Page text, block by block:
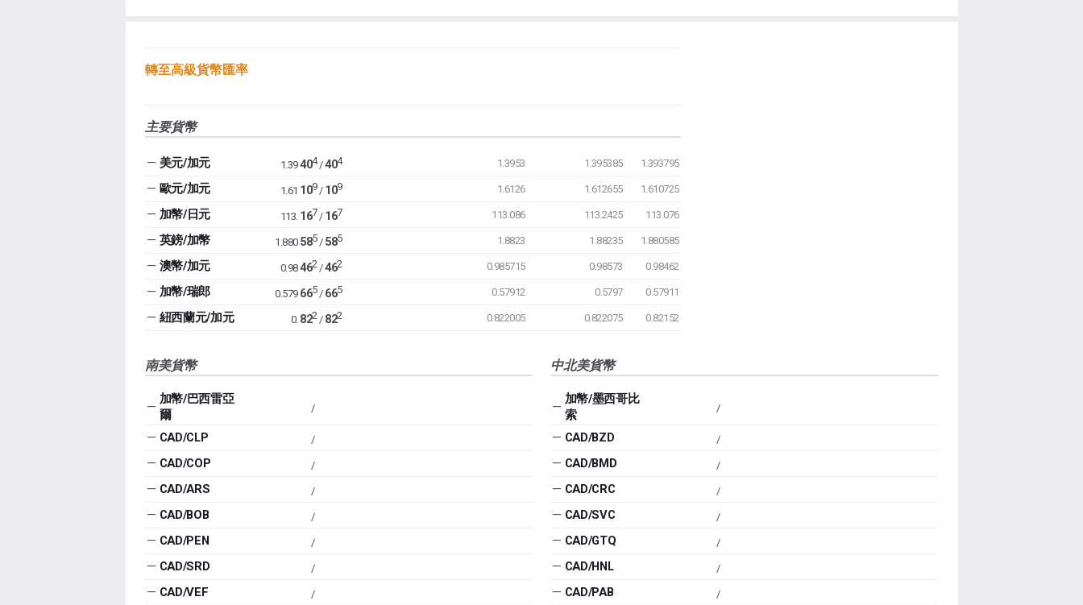
轉至高級貨幣匯率
主要貨幣
— 美元/加元 1.39404/404 1.3953 1.395385 1.393795
— 歐元/加元 1.61 109/ 109 1.6126 1.612655 1.610725
— 加幣/日元 113. 167/ 167 113.086 113.2425 113.076
— 英鎊/加幣 1.880 585/ 585 1.8823 1.88235 1.880585
— 澳幣/加元 0.98462/462 0.985715 0.98573 0.98462
— 加幣/瑞郎 0.579 665/ 665 0.57912 0.5797 0.57911
— 紐西蘭元/加元 0. 822/ 822 0.822005 0.822075 0.82152
南美貨幣 中北美貨幣
—
加幣/巴西雷亞
爾
/
— CAD/CLP /
— CAD/COP /
— CAD/ARS /
— CAD/BOB /
— CAD/PEN /
— CAD/SRD /
— CAD/VEF /
—
加幣/墨西哥比
索
/
— CAD/BZD /
— CAD/BMD /
— CAD/CRC /
— CAD/SVC /
— CAD/GTQ /
— CAD/HNL /
— CAD/PAB /